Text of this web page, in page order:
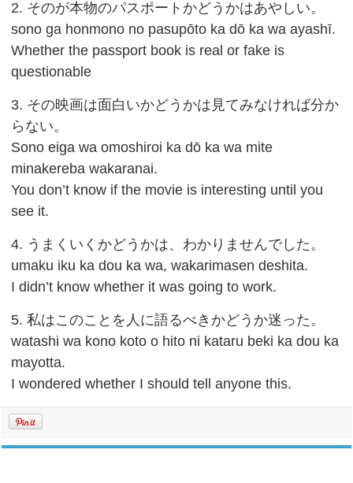
2. そのが本物のパスポートかどうかはあやしい。
sono ga honmono no pasupōto ka dō ka wa ayashī.
Whether the passport book is real or fake is
questionable
3. その映画は面白いかどうかは見てみなければ分か
らない。
Sono eiga wa omoshiroi ka dō ka wa mite
minakereba wakaranai.
You don’t know if the movie is interesting until you
see it.
4. うまくいくかどうかは、わかりませんでした。
umaku iku ka dou ka wa, wakarimasen deshita.
I didn’t know whether it was going to work.
5. 私はこのことを人に語るべきかどうか迷った。
watashi wa kono koto o hito ni kataru beki ka dou ka
mayotta.
I wondered whether I should tell anyone this.